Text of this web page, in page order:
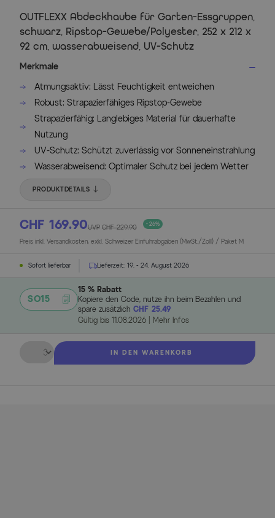
OUTFLEXX Abdeckhaube für Garten-Essgruppen,
schwarz, Ripstop-Gewebe/Polyester, 252 x 212 x
92 cm, wasserabweisend, UV-Schutz
Merkmale
Atmungsaktiv: Lässt Feuchtigkeit entweichen
Robust: Strapazierfähiges Ripstop-Gewebe
Strapazierfähig: Langlebiges Material für dauerhafte
Nutzung
UV-Schutz: Schützt zuverlässig vor Sonneneinstrahlung
Wasserabweisend: Optimaler Schutz bei jedem Wetter
PRODUKTDETAILS
CHF 169.90UVP CHF 229.90 - 26%
Preis inkl. Versandkosten, exkl. Schweizer Einfuhrabgaben (MwSt./Zoll) / Paket M
Sofort lieferbar Lieferzeit: 19. - 24. August 2026
SO15
15 % Rabatt
Kopiere den Code, nutze ihn beim Bezahlen und
spare zusätzlich CHF 25.49
Gültig bis 11.08.2026 Mehr Infos
Menge
IN DEN WARENKORB